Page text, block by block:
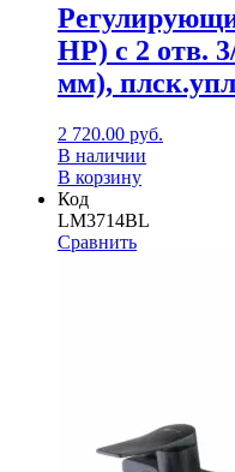
НР) с 2 отв.
мм),
2 720.00 руб.
В наличии
В корзину
Код
LM3714BL
Сравнить